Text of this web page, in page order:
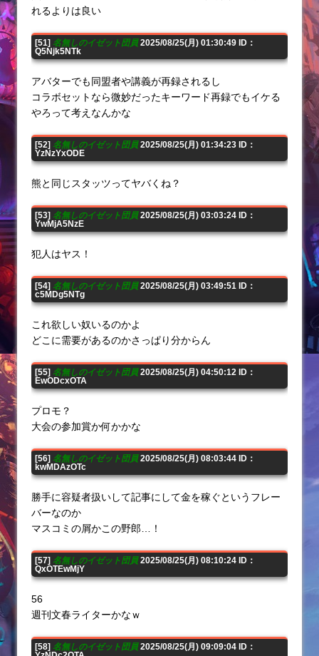
れるよりは良い
[51] 名無しのイゼット団員2025/08/25(月) 01:30:49 ID：
Q5Njk5NTk
アバターでも同盟者や講義が再録されるし
コラボセットなら微妙だったキーワード再録でもイケる
やろって考えなんかな
[52] 名無しのイゼット団員2025/08/25(月) 01:34:23 ID：
YzNzYxODE
熊と同じスタッツってヤバくね？
[53] 名無しのイゼット団員2025/08/25(月) 03:03:24 ID：
YwMjA5NzE
犯人はヤス！
[54] 名無しのイゼット団員2025/08/25(月) 03:49:51 ID：
c5MDg5NTg
これ欲しい奴いるのかよ
どこに需要があるのかさっぱり分からん
[55] 名無しのイゼット団員2025/08/25(月) 04:50:12 ID：
EwODcxOTA
プロモ？
大会の参加賞か何かかな
[56] 名無しのイゼット団員2025/08/25(月) 08:03:44 ID：
kwMDAzOTc
勝手に容疑者扱いして記事にして金を稼ぐというフレー
バーなのか
マスコミの屑かこの野郎…！
[57] 名無しのイゼット団員2025/08/25(月) 08:10:24 ID：
QxOTEwMjY
56
週刊文春ライターかなｗ
[58] 名無しのイゼット団員2025/08/25(月) 09:09:04 ID：